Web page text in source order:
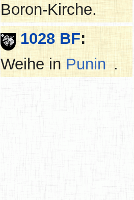
Boron-Kirche.
1028 BF:
Weihe in Punin .